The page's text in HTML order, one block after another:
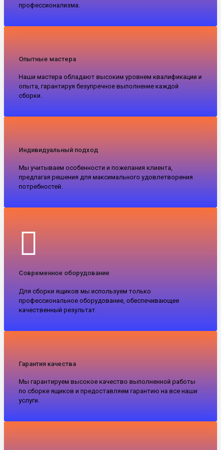
профессионализма.
Опытные мастера
Наши мастера обладают высоким уровнем квалификации и
опыта, гарантируя безупречное выполнение каждой
сборки.
Индивидуальный подход
Мы учитываем особенности и пожелания клиента,
предлагая решения для максимального удовлетворения
потребностей.
Современное оборудование
Для сборки ящиков мы используем только
профессиональное оборудование, обеспечивающее
качественный результат.
Гарантия качества
Мы гарантируем высокое качество выполненной работы
по сборке ящиков и предоставляем гарантию на все наши
услуги.